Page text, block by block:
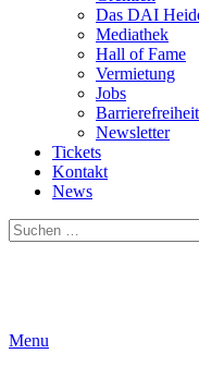
Das DAI
Mediathek
Hall of Fame
Vermietung
Jobs
Barrierefreiheit
Newsletter
Tickets
Kontakt
News
Suchen
nach:
Menu